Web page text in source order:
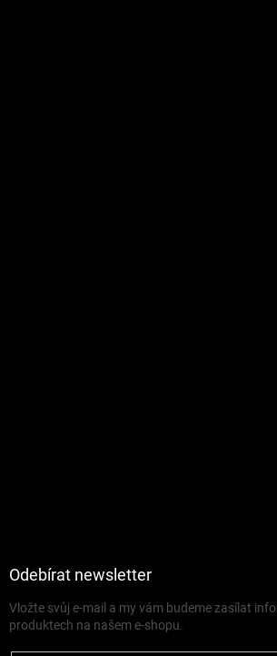
Odebírat newsletter
Vložte svůj e-mail a my vám budeme zasílat
produktech na našem e-shopu.